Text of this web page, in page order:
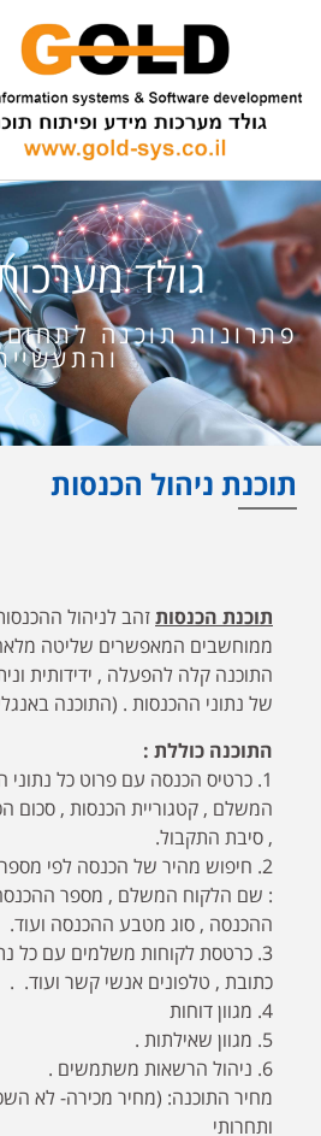
גולד
פתרונות תוכנה
תוכנת ניהול הכנסות
תוכנת הכנסותזהב לניהול
ממוחשבים המאפשרים שליטה
התוכנה קלה להפעלה , ידידותית
של נתוני ההכנסות . (התוכנה
התוכנה כוללת :
1. כרטיס הכנסה עם פרוט כל
המשלם , קטגוריית הכנסות ,
, סיבת התקבול.
2. חיפוש מהיר של הכנסה לפי
: שם הלקוח המשלם , מספר ההכנסה
ההכנסה , סוג מטבע ההכנסה ועוד.
3. כרטסת לקוחות משלמים עם כל
כתובת , טלפונים אנשי קשר ועוד. .
4. מגוון דוחות
5. מגוון שאילתות .
6. ניהול הרשאות משתמשים .
מחיר התוכנה: (מחיר מכירה- לא
ותחרותי